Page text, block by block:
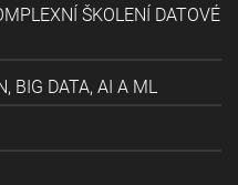
ŠKOLENÍ DATOVÉ
BIG DATA, AI A ML